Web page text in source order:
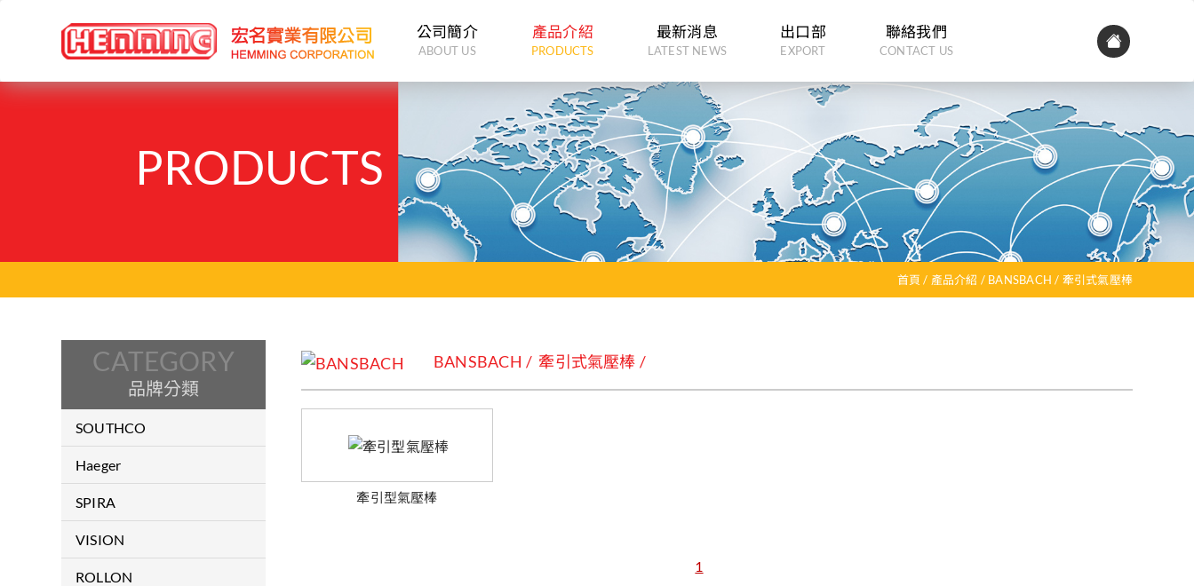
公司簡介
ABOUT US
產品介紹
PRODUCTS
最新消息
LATEST NEWS
出口部
EXPORT
聯絡我們
CONTACT US
PRODUCTS
首頁 產品介紹 BANSBACH 牽引式氣壓棒
CATEGORY
品牌分類
SOUTHCO
門鎖類
鉸鏈
顯示螢幕支臂
Haeger
Haeger
SPIRA
EMI Gaskets & Shielding
Products
VISION
雷射焊接機
ROLLON
BANSBACH 牽引式氣壓棒
牽引型氣壓棒
1